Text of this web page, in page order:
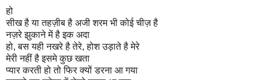
हो
सीख है या तहज़ीब है अजी शरम भी कोई चीज़ है
नज़रे झुकाने में है इक अदा
हो, बस यही नखरे है तेरे, होश उड़ाते है मेरे
मेरी नहीं है इसमे कुछ खता
प्यार करती हो तो फिर क्यों डरना आ गया